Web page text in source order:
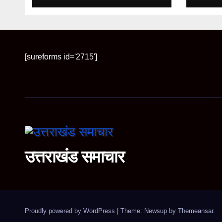
[sureforms id='2715']
उत्तराखंड समाचार
Proudly powered by WordPress Theme: Newsup by Themeansar.